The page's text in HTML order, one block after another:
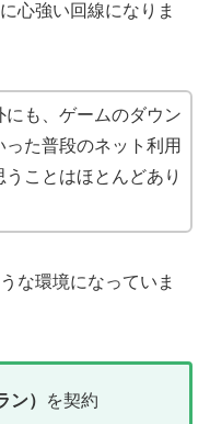
心強い回線になりま
も、ゲームのダウン
た普段のネット利用
ことはほとんどあり
な環境になっていま
）
を契約